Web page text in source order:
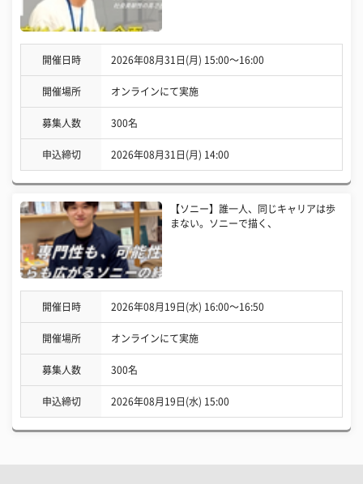
開催日時 2026年08月31日(月) 15:00〜16:00
開催場所 オンラインにて実施
募集人数 300名
申込締切 2026年08月31日(月) 14:00
【ソニー】誰一人、同じキャリアは歩
まない。ソニーで描く、
開催日時 2026年08月19日(水) 16:00〜16:50
開催場所 オンラインにて実施
募集人数 300名
申込締切 2026年08月19日(水) 15:00